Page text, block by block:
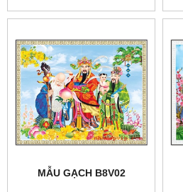
MẪU GẠCH B8V02